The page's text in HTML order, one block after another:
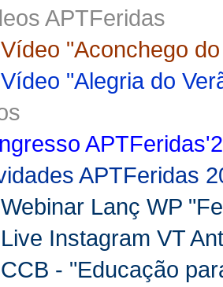
APTFeridas
Vídeo "Aconchego
Vídeo "Alegria do
APTFeridas
Webinar Lanç WP
Live Instagram VT
CCB - "Educação